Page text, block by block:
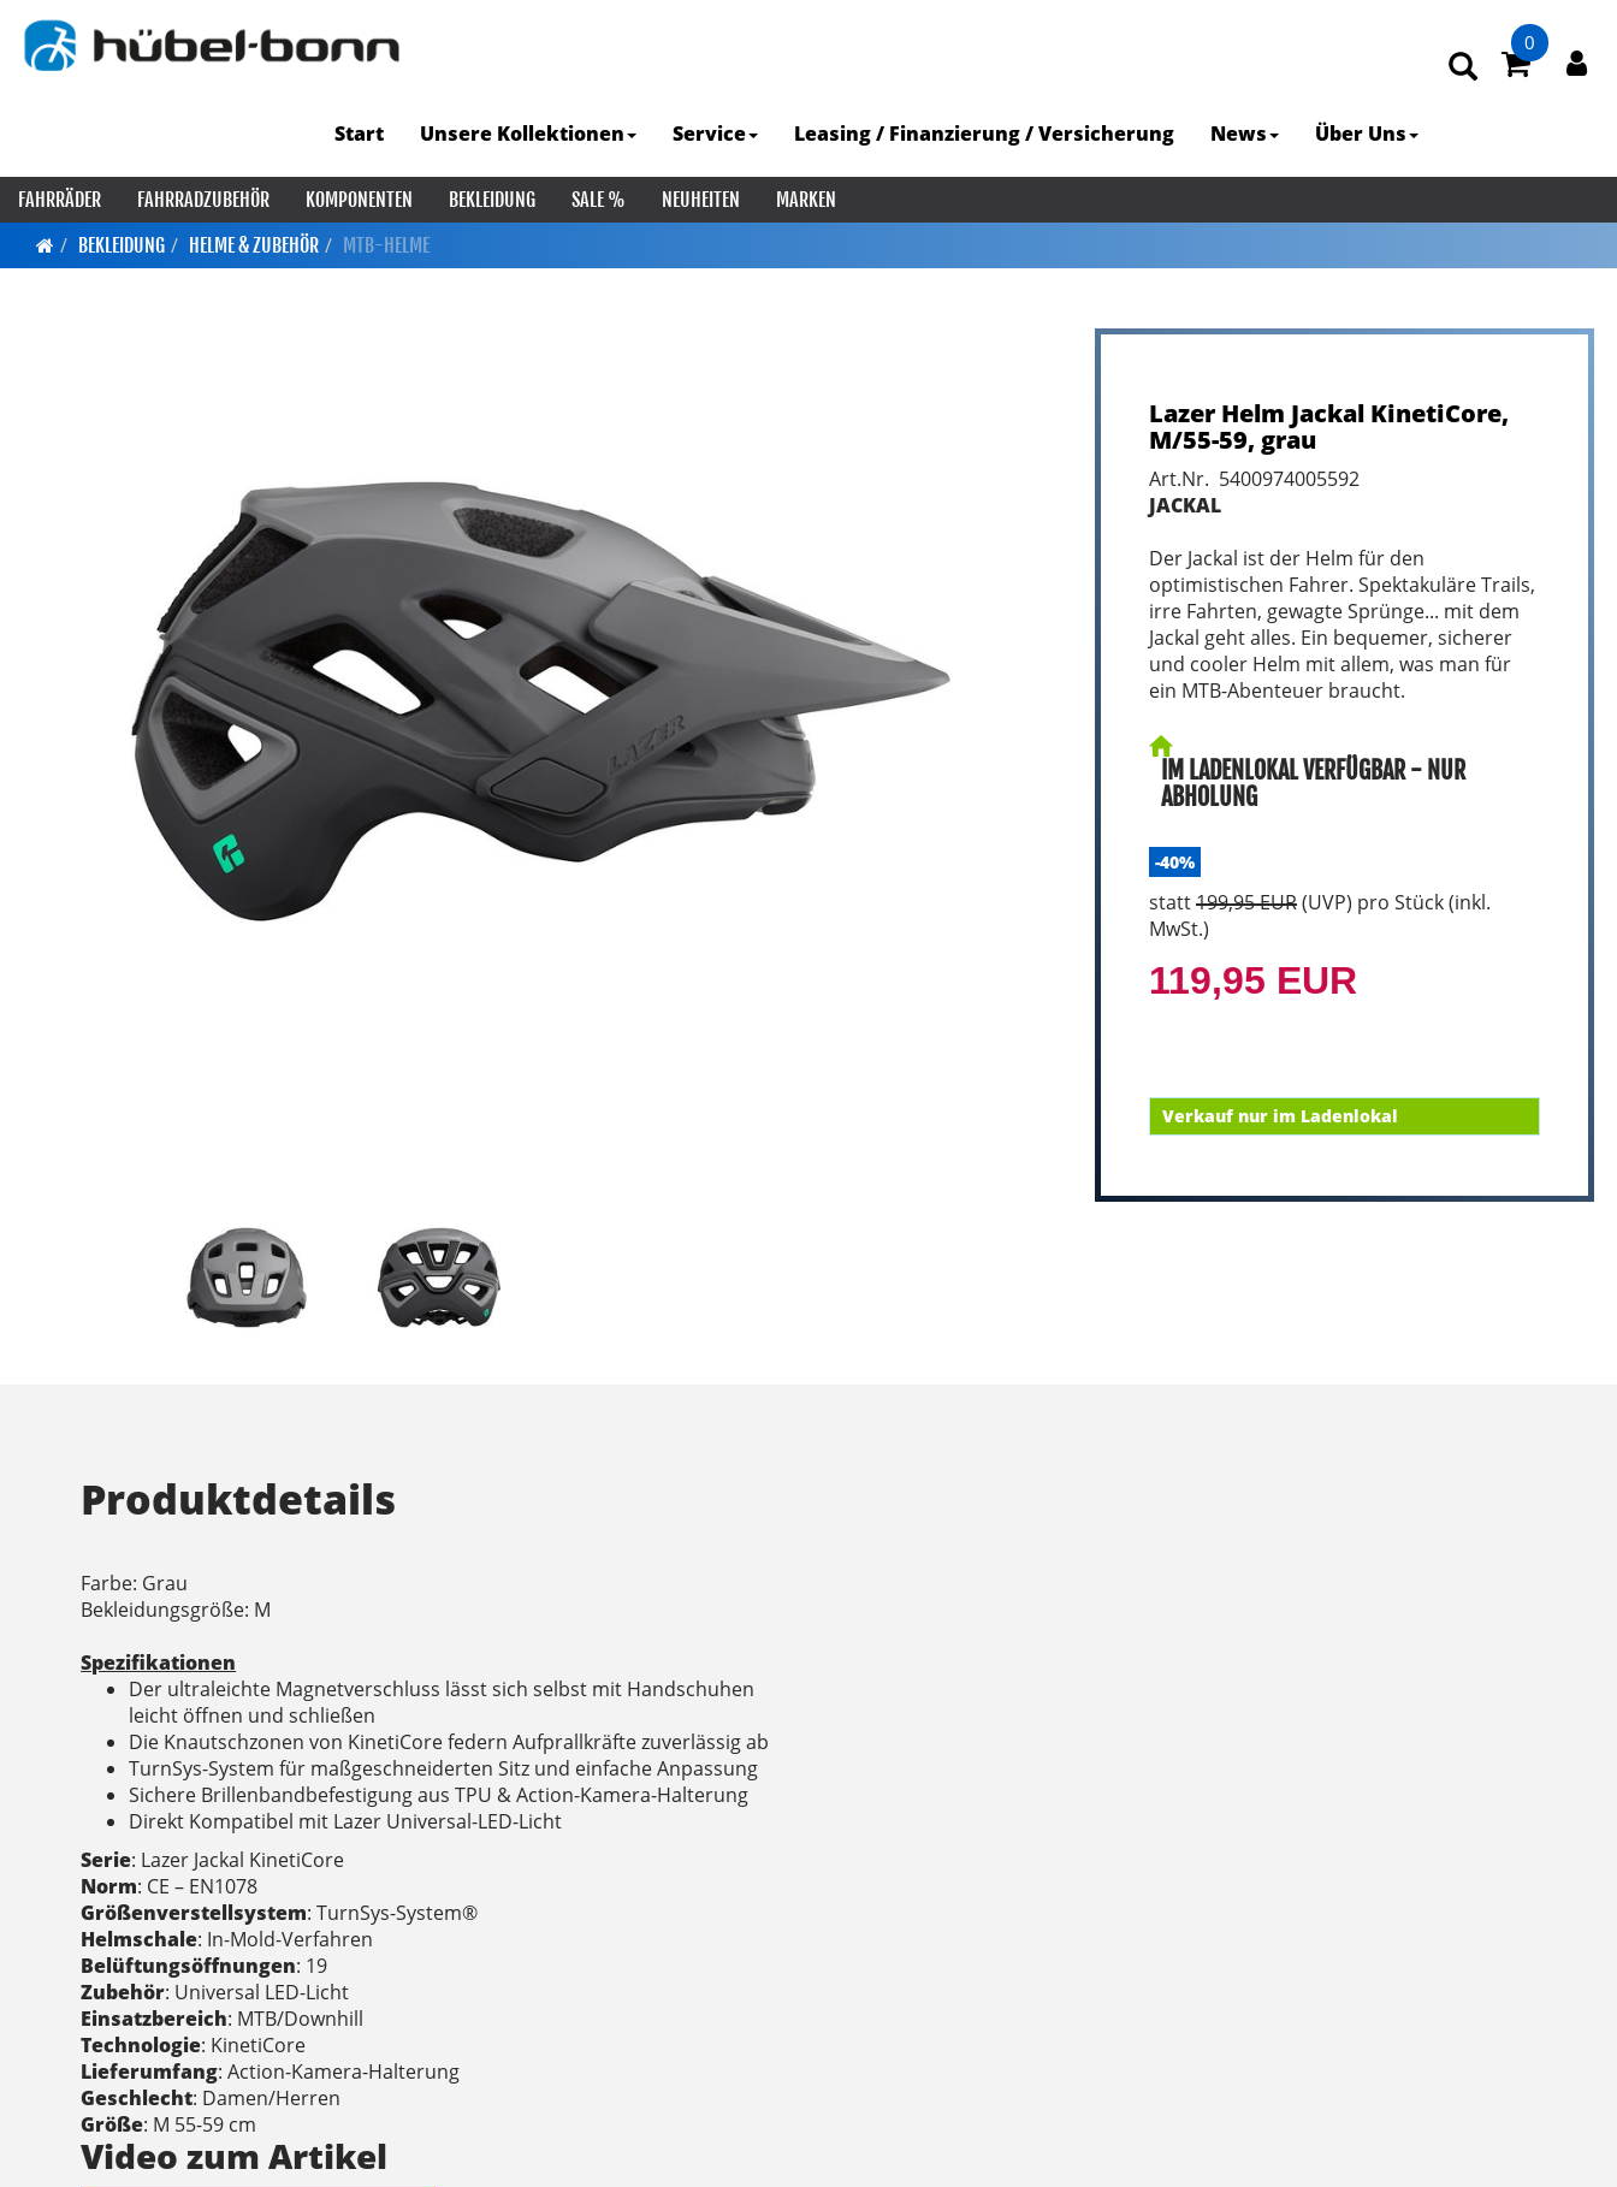
0
Start Unsere Kollektionen Service Leasing / Finanzierung / Versicherung News Über Uns
FAHRRÄDER FAHRRADZUBEHÖR KOMPONENTEN BEKLEIDUNG SALE % NEUHEITEN
MARKEN
BEKLEIDUNG
HELME & ZUBEHÖR MTB-HELME
Lazer Helm Jackal KinetiCore,
M/55-59, grau
Art.Nr. 5400974005592
JACKAL
Der Jackal ist der Helm für den
optimistischen Fahrer. Spektakuläre Trails,
irre Fahrten, gewagte Sprünge... mit dem
Jackal geht alles. Ein bequemer, sicherer
und cooler Helm mit allem, was man für
ein MTB-Abenteuer braucht.
IM LADENLOKAL VERFÜGBAR - NUR
ABHOLUNG
-40%
statt199,95 EUR(UVP) pro Stück (inkl.
MwSt.)
119,95 EUR
Verkauf nur im Ladenlokal
Produktdetails
Farbe: Grau
Bekleidungsgröße: M
Spezifikationen
Der ultraleichte Magnetverschluss lässt sich selbst mit Handschuhen
leicht öffnen und schließen
Die Knautschzonen von KinetiCore federn Aufprallkräfte zuverlässig ab
TurnSys-System für maßgeschneiderten Sitz und einfache Anpassung
Sichere Brillenbandbefestigung aus TPU & Action-Kamera-Halterung
Direkt Kompatibel mit Lazer Universal-LED-Licht
Serie: Lazer Jackal KinetiCore
Norm: CE – EN1078
Größenverstellsystem: TurnSys-System®
Helmschale: In-Mold-Verfahren
Belüftungsöffnungen: 19
Zubehör: Universal LED-Licht
Einsatzbereich: MTB/Downhill
Technologie: KinetiCore
Lieferumfang: Action-Kamera-Halterung
Geschlecht: Damen/Herren
Größe: M 55-59 cm
Video zum Artikel